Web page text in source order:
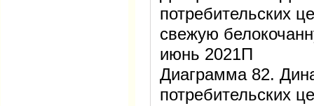
потребительских
свежую
июнь 2021П
Диаграмма 82.
потребительских